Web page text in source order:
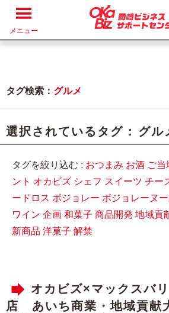
メニュー
タグ検索： グルメ
選択されているタグ : グル
タグを絞り込む : おつまみ お酒 ご当
ント オカビズ シェフ スイーツ チー
ードロス ボジョレー ボジョレーヌ
ワイン 企画 和菓子 商品開発 地域貢
新商品 洋菓子 解禁
オカビズ×マックスバ
店 あいち商業・地域貢献